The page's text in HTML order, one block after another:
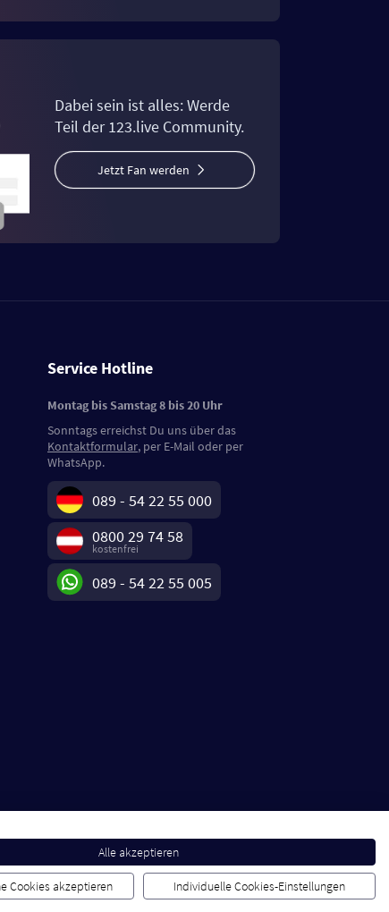
Dabei sein ist alles: Werde
Teil der 123.live Community.
Jetzt Fan werden
Service Hotline
Montag bis Samstag 8 bis 20 Uhr
Sonntags erreichst Du uns über das
Kontaktformular, per E-Mail oder per
WhatsApp.
089 - 54 22 55 000
0800 29 74 58
kostenfrei
089 - 54 22 55 005
Alle akzeptieren
Cookies akzeptieren Individuelle Cookies-Einstellungen